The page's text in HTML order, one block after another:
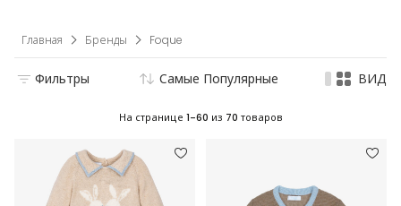
Главная Бренды Foque
Фильтры Самые Популярные ВИД
На странице 1-60 из 70 товаров